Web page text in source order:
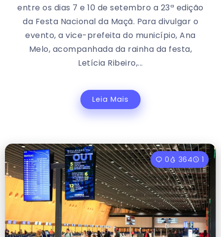
entre os dias 7 e 10 de setembro a 23ª edição
da Festa Nacional da Maçã. Para divulgar o
evento, a vice-prefeita do município, Ana
Melo, acompanhada da rainha da festa,
Letícia Ribeiro,...
Leia Mais
0 364 1